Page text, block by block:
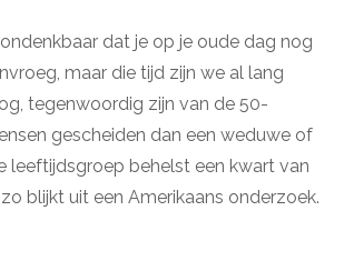
dat je op je oude dag nog
maar die tijd zijn we al lang
tegenwoordig zijn van de 50-
gescheiden dan een weduwe of
leeftijdsgroep behelst een kwart van
blijkt uit een Amerikaans onderzoek.